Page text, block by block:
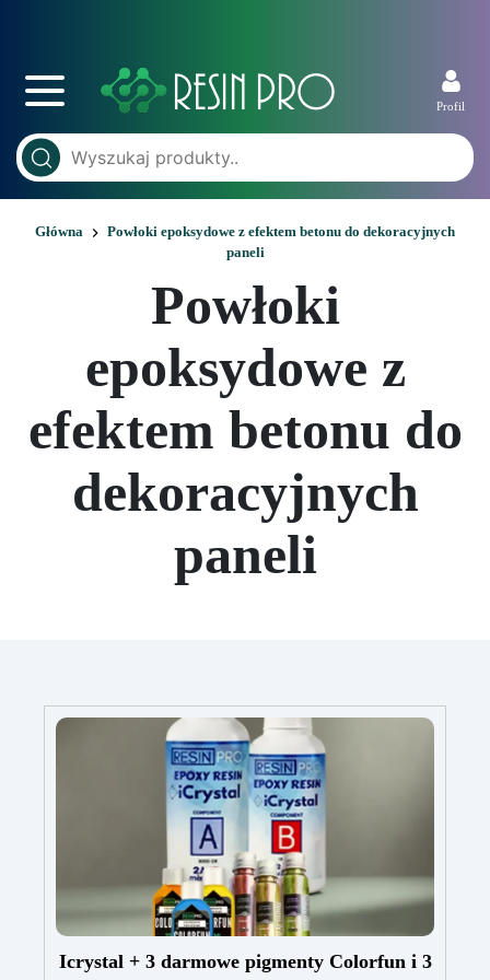
Profil
Główna
Powłoki epoksydowe z efektem betonu do dekoracyjnych
paneli
Powłoki
epoksydowe z
efektem betonu do
dekoracyjnych
paneli
Icrystal + 3 darmowe pigmenty Colorfun i 3